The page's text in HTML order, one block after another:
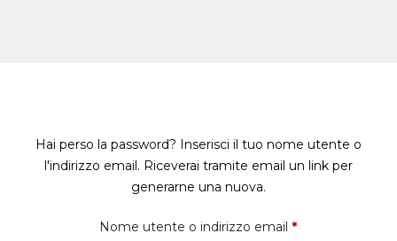
Hai perso la password? Inserisci il tuo nome utente o
l'indirizzo email. Riceverai tramite email un link per
generarne una nuova.
Nome utente o indirizzo email *Richiesto